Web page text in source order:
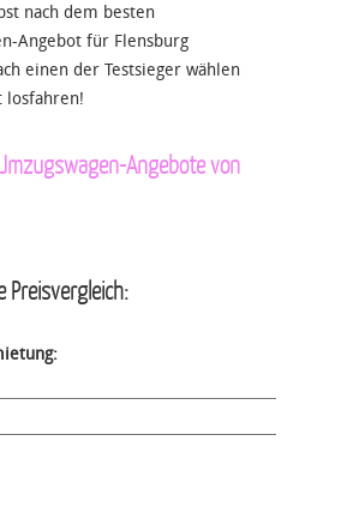
nach dem besten
Angebot für Flensburg
einen der Testsieger wählen
losfahren!
Angebote von
Preisvergleich: